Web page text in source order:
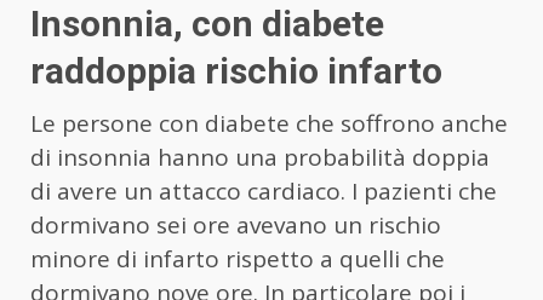
Insonnia, con diabete
raddoppia rischio infarto
Le persone con diabete che soffrono anche
di insonnia hanno una probabilità doppia
di avere un attacco cardiaco. I pazienti che
dormivano sei ore avevano un rischio
minore di infarto rispetto a quelli che
dormivano nove ore. In particolare poi i